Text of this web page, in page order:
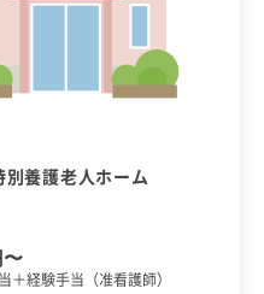
養護老人ホーム
〜
経験手当（准看護師）